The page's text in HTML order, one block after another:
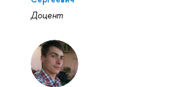
Доцент